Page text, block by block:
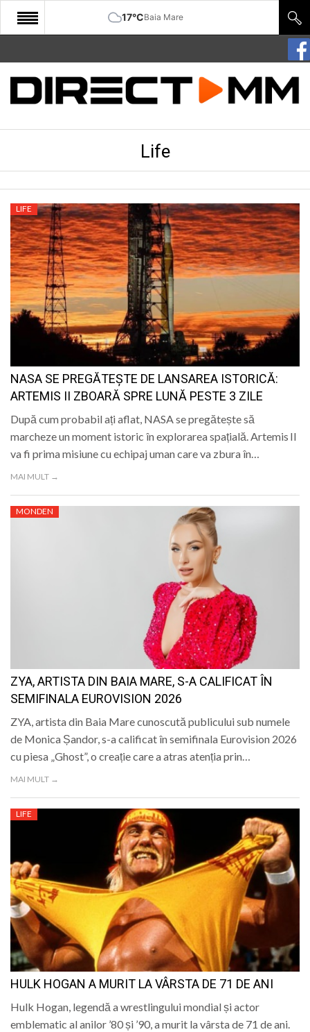
17°CBaia Mare
START
COMUNITATE
SANATATE
SPORT
SPECIAL
POLITIC
LIFE
Life
LIFE
NASA SE PREGĂTEȘTE DE LANSAREA ISTORICĂ:
ARTEMIS II ZBOARĂ SPRE LUNĂ PESTE 3 ZILE
După cum probabil ați aflat, NASA se pregătește să
marcheze un moment istoric în explorarea spațială. Artemis II
va fi prima misiune cu echipaj uman care va zbura în…
MAI MULT →
MONDEN
ZYA, ARTISTA DIN BAIA MARE, S-A CALIFICAT ÎN
SEMIFINALA EUROVISION 2026
ZYA, artista din Baia Mare cunoscută publicului sub numele
de Monica Șandor, s-a calificat în semifinala Eurovision 2026
cu piesa „Ghost”, o creație care a atras atenția prin…
MAI MULT →
LIFE
HULK HOGAN A MURIT LA VÂRSTA DE 71 DE ANI
Hulk Hogan, legendă a wrestlingului mondial și actor
emblematic al anilor ’80 și ’90, a murit la vârsta de 71 de ani.